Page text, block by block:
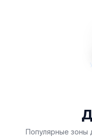
Популярные зоны